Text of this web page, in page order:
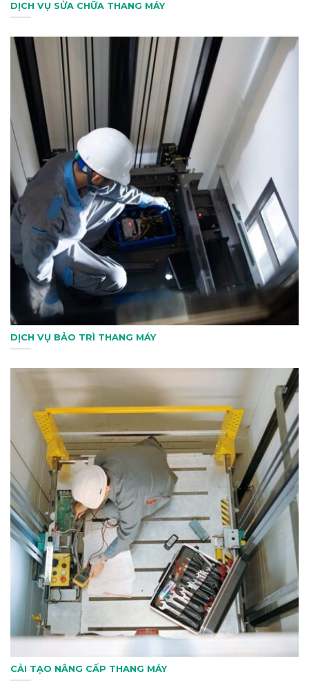
DỊCH VỤ SỬA CHỮA THANG MÁY
DỊCH VỤ BẢO TRÌ THANG MÁY
CẢI TẠO NÂNG CẤP THANG MÁY